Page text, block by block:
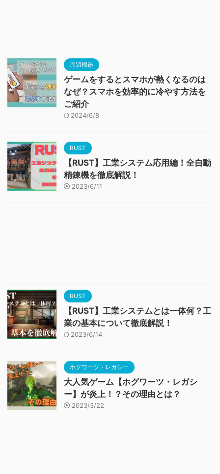
周辺機器
ゲームをするとスマホが熱くなるのは
なぜ？スマホを効率的に冷やす方法を
ご紹介
2024/6/8
RUST
【RUST】工業システム応用編！全自動
精錬機を徹底解説！
2023/6/11
RUST
【RUST】工業システムとは一体何？工
業の基本について徹底解説！
2023/6/14
ホグワーツ・レガシー
大人気ゲーム【ホグワーツ・レガシ
ー】が炎上！？その理由とは？
2023/3/22